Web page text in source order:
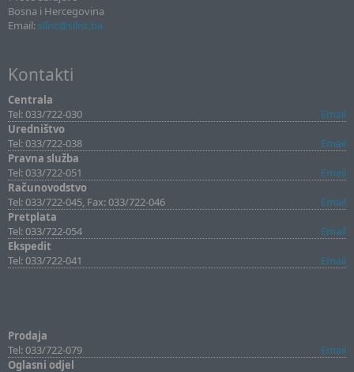
Bosna i Hercegovina
Email: sllist@sllist.ba
Kontakti
Centrala
Tel: 033/722-030
Email
Uredništvo
Tel: 033/722-038
Email
Pravna služba
Tel: 033/722-051
Email
Računovodstvo
Tel: 033/722-045, Fax: 033/722-046
Email
Pretplata
Tel: 033/722-054
Email
Ekspedit
Tel: 033/722-041
Email
Prodaja
Tel: 033/722-079
Email
Oglasni odjel